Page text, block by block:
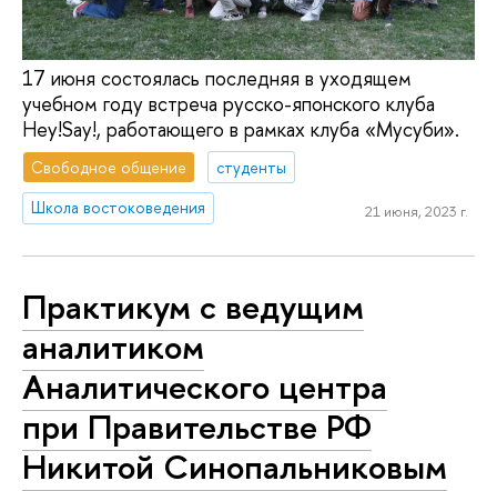
17 июня состоялась последняя в уходящем
учебном году встреча русско-японского клуба
Hey!Say!, работающего в рамках клуба «Мусуби».
Свободное общение
студенты
Школа востоковедения
21 июня, 2023 г.
Практикум с ведущим
аналитиком
Аналитического центра
при Правительстве РФ
Никитой Синопальниковым